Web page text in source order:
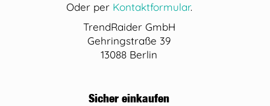
Oder per Kontaktformular.
TrendRaider GmbH
Gehringstraße 39
13088 Berlin
Sicher einkaufen